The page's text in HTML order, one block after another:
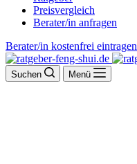
Preisvergleich
Berater/in anfragen
Berater/in kostenfrei eintragen
Suchen Menü